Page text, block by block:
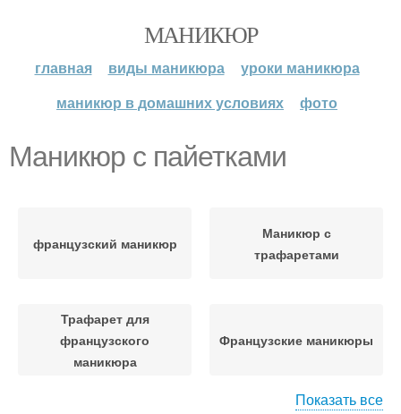
МАНИКЮР
главная виды маникюра
уроки маникюра
маникюр в домашних условиях
фото
Маникюр с пайетками
французский маникюр
Маникюр с
трафаретами
Трафарет для
французского
маникюра
Французские маникюры
Показать все